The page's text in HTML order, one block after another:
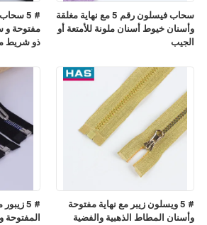
# 5
مفتوحة و
ذو شريط
سحاب فيسلون رقم 5 مع نهاية مغلقة
وأسنان خيوط أسنان ملونة للأمتعة أو
الجيب
# 5
المفتوحة
# 5 ويسلون زيبر مع نهاية مفتوحة
وأسنان المطاط الذهبية والفضية